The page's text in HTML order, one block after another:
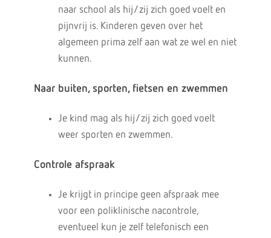
naar school als hij/zij zich goed voelt en
pijnvrij is. Kinderen geven over het
algemeen prima zelf aan wat ze wel en niet
kunnen.
Naar buiten, sporten, fietsen en zwemmen
Je kind mag als hij/zij zich goed voelt
weer sporten en zwemmen.
Controle afspraak
Je krijgt in principe geen afspraak mee
voor een poliklinische nacontrole,
eventueel kun je zelf telefonisch een